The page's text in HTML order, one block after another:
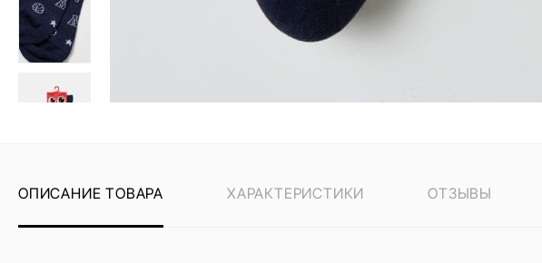
ОПИСАНИЕ ТОВАРА ХАРАКТЕРИСТИКИ ОТЗЫВЫ